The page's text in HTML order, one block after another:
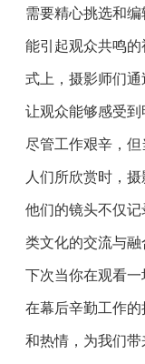
需要精心挑选和
能引起观众共鸣
式上，摄影师们通
让观众能够感受到
尽管工作艰辛，
人们所欣赏时，
他们的镜头不仅
类文化的交流与融
下次当你在观看
在幕后辛勤工作
和热情，为我们